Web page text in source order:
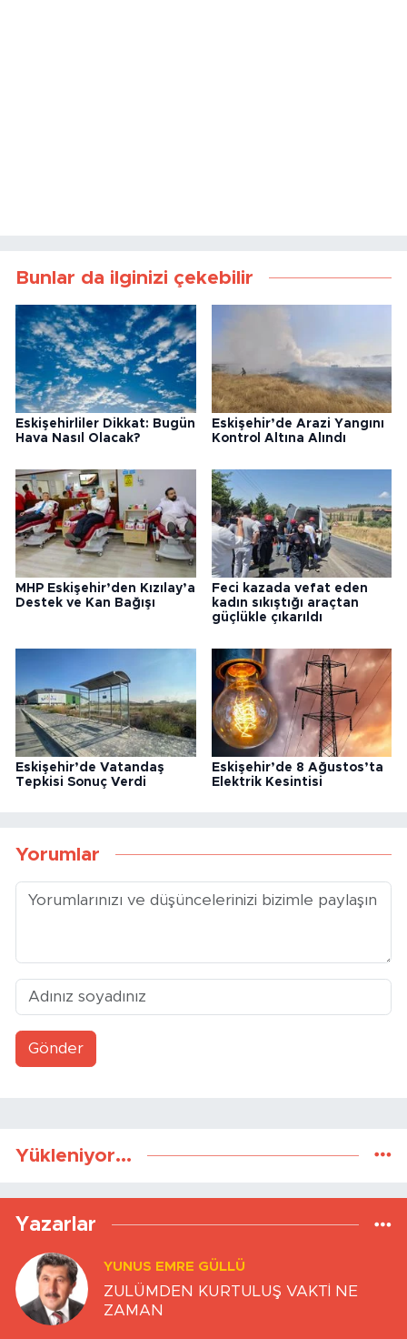
Bunlar da ilginizi çekebilir
Eskişehirliler Dikkat: Bugün
Hava Nasıl Olacak?
Eskişehir’de Arazi Yangını
Kontrol Altına Alındı
MHP Eskişehir’den Kızılay’a
Destek ve Kan Bağışı
Feci kazada vefat eden
kadın sıkıştığı araçtan
güçlükle çıkarıldı
Eskişehir’de Vatandaş
Tepkisi Sonuç Verdi
Eskişehir’de 8 Ağustos’ta
Elektrik Kesintisi
Yorumlar
Gönder
Yükleniyor...
Yazarlar
YUNUS EMRE GÜLLÜ
ZULÜMDEN KURTULUŞ VAKTİ NE
ZAMAN